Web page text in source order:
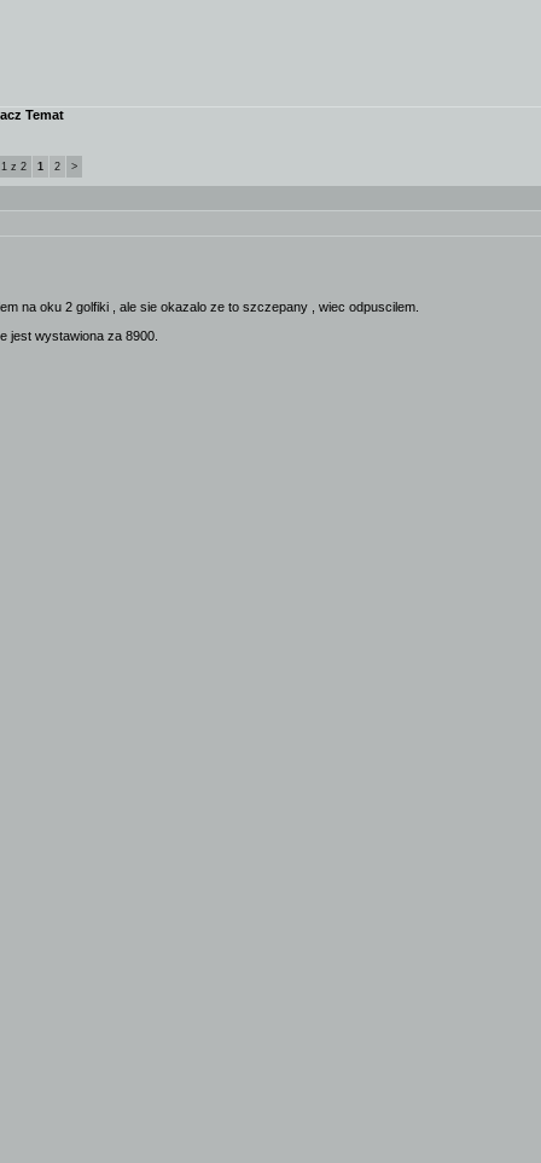
Temat
z 2 1 2 >
na oku 2 golfiki , ale sie okazalo ze to szczepany , wiec odpuscilem.
jest wystawiona za 8900.